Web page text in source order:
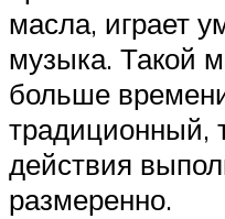
масла, играет
музыка. Такой
больше
традиционный,
действия
размеренно.